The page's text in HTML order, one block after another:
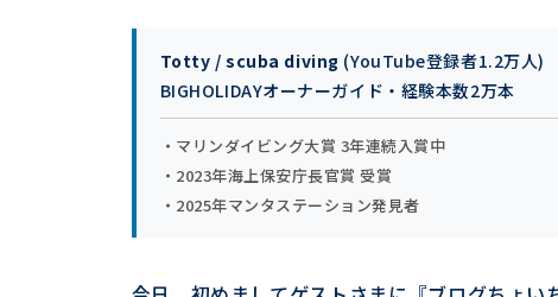
Totty / scuba diving (YouTube登録者1.2万人)
BIGHOLIDAYオーナーガイド・経験本数2万本
・マリンダイビング大賞 3年連続入賞中
・2023年海上保安庁長官賞 受賞
・2025年マンタステーション発見者